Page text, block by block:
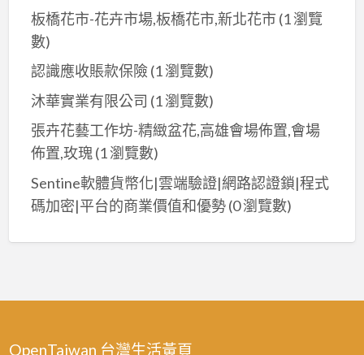
板橋花市-花卉市場,板橋花市,新北花市(1 瀏覽
數)
認識應收賬款保險 (1 瀏覽數)
沐華實業有限公司 (1 瀏覽數)
張卉花藝工作坊-精緻盆花,高雄會場佈置,會場
佈置,玫瑰 (1 瀏覽數)
Sentine軟體貨幣化|雲端驗證|網路認證鎖|程式
碼加密|平台的商業價值和優勢(0 瀏覽數)
OpenTaiwan 台灣生活黃頁